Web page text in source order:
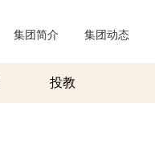
集团简介 集团动态
投教